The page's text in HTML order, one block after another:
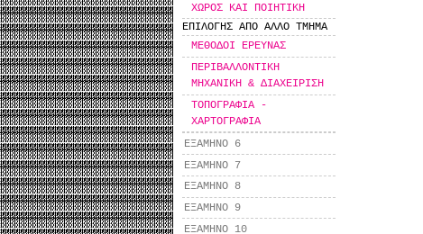
ΧΩΡΟΣ ΚΑΙ ΠΟΙΗΤΙΚΗ
ΕΠΙΛΟΓΗΣ ΑΠΟ ΑΛΛΟ ΤΜΗΜΑ
ΜΕΘΟΔΟΙ ΕΡΕΥΝΑΣ
ΠΕΡΙΒΑΛΛΟΝΤΙΚΗ
ΜΗΧΑΝΙΚΗ & ΔΙΑΧΕΙΡΙΣΗ
ΤΟΠΟΓΡΑΦΙΑ -
ΧΑΡΤΟΓΡΑΦΙΑ
ΕΞΑΜΗΝΟ 6
ΕΞΑΜΗΝΟ 7
ΕΞΑΜΗΝΟ 8
ΕΞΑΜΗΝΟ 9
ΕΞΑΜΗΝΟ 10